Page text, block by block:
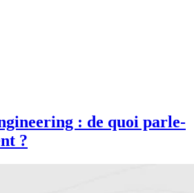
: de quoi parle-
?